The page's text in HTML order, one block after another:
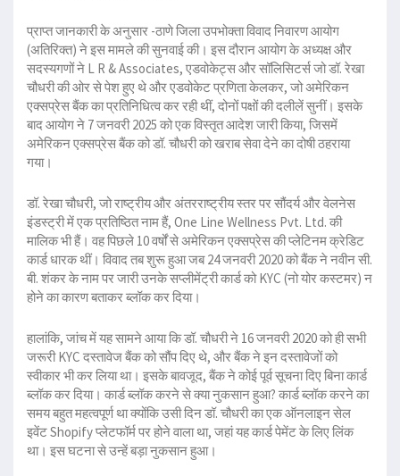
प्राप्त जानकारी के अनुसार -ठाणे जिला उपभोक्ता विवाद निवारण आयोग
(अतिरिक्त) ने इस मामले की सुनवाई की। इस दौरान आयोग के अध्यक्ष और
सदस्यगणों ने L R & Associates, एडवोकेट्स और सॉलिसिटर्स जो डॉ. रेखा
चौधरी की ओर से पेश हुए थे और एडवोकेट प्रणिता केलकर, जो अमेरिकन
एक्सप्रेस बैंक का प्रतिनिधित्व कर रही थीं, दोनों पक्षों की दलीलें सुनीं। इसके
बाद आयोग ने 7 जनवरी 2025 को एक विस्तृत आदेश जारी किया, जिसमें
अमेरिकन एक्सप्रेस बैंक को डॉ. चौधरी को खराब सेवा देने का दोषी ठहराया
गया।
डॉ. रेखा चौधरी, जो राष्ट्रीय और अंतरराष्ट्रीय स्तर पर सौंदर्य और वेलनेस
इंडस्ट्री में एक प्रतिष्ठित नाम हैं, One Line Wellness Pvt. Ltd. की
मालिक भी हैं। वह पिछले 10 वर्षों से अमेरिकन एक्सप्रेस की प्लेटिनम क्रेडिट
कार्ड धारक थीं। विवाद तब शुरू हुआ जब 24 जनवरी 2020 को बैंक ने नवीन सी.
बी. शंकर के नाम पर जारी उनके सप्लीमेंट्री कार्ड को KYC (नो योर कस्टमर) न
होने का कारण बताकर ब्लॉक कर दिया।
हालांकि, जांच में यह सामने आया कि डॉ. चौधरी ने 16 जनवरी 2020 को ही सभी
जरूरी KYC दस्तावेज बैंक को सौंप दिए थे, और बैंक ने इन दस्तावेजों को
स्वीकार भी कर लिया था। इसके बावजूद, बैंक ने कोई पूर्व सूचना दिए बिना कार्ड
ब्लॉक कर दिया। कार्ड ब्लॉक करने से क्या नुकसान हुआ? कार्ड ब्लॉक करने का
समय बहुत महत्वपूर्ण था क्योंकि उसी दिन डॉ. चौधरी का एक ऑनलाइन सेल
इवेंट Shopify प्लेटफॉर्म पर होने वाला था, जहां यह कार्ड पेमेंट के लिए लिंक
था। इस घटना से उन्हें बड़ा नुकसान हुआ।